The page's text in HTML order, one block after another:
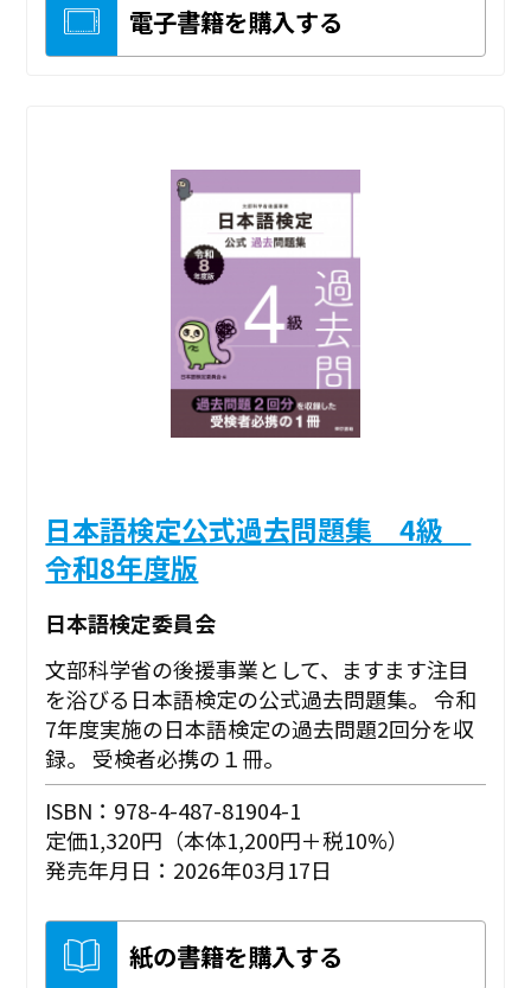
電子書籍を購入する
日本語検定公式過去問題集 4級
令和8年度版
日本語検定委員会
文部科学省の後援事業として、ますます注目
を浴びる日本語検定の公式過去問題集。 令和
7年度実施の日本語検定の過去問題2回分を収
録。 受検者必携の１冊。
ISBN：978-4-487-81904-1
定価1,320円（本体1,200円＋税10%）
発売年月日：2026年03月17日
紙の書籍を購入する